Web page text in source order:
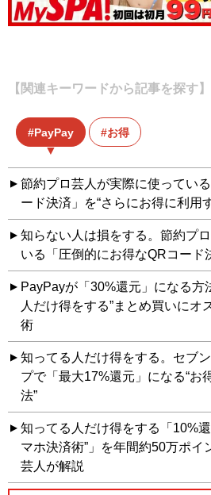
【関連キーワードから記事を探す】
PayPay お得
節約プロ芸人が実際に使ってい
ード決済」を“さらにお得に利用
知らない人は損をする。節約プ
いる「圧倒的にお得なQRコード
PayPayが「30%還元」になる方
人だけ得をする”まとめ買いにオ
術
知ってる人だけ得をする。セブ
プで「最大17%還元」になる“お
法”
知ってる人だけ得をする「10%
マホ決済術”」を年間約50万ポイ
芸人が解説